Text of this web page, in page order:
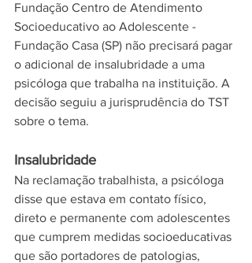
Fundação Centro de Atendimento
Socioeducativo ao Adolescente -
Fundação Casa (SP) não precisará pagar
o adicional de insalubridade a uma
psicóloga que trabalha na instituição. A
decisão seguiu a jurisprudência do TST
sobre o tema.
Insalubridade
Na reclamação trabalhista, a psicóloga
disse que estava em contato físico,
direto e permanente com adolescentes
que cumprem medidas socioeducativas
que são portadores de patologias,